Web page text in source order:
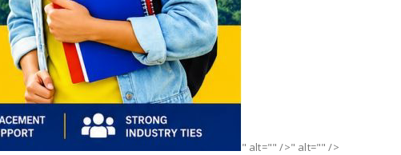
" alt="" />" alt="" />